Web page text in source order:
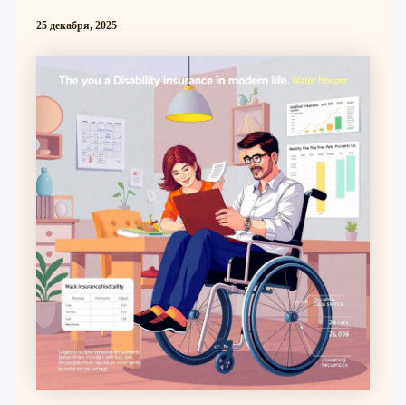
25 декабря, 2025